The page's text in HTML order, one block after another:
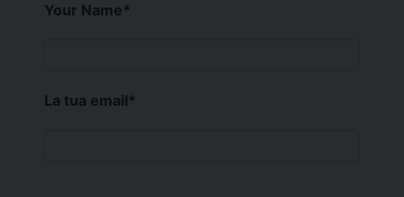
Your Name*
La tua email*